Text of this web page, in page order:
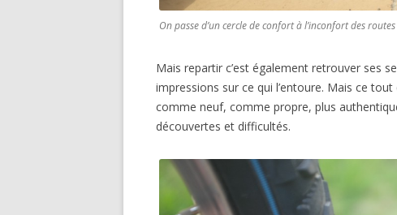
On passe d’un cercle de confort à l’inconfort des routes
Mais repartir c’est également retrouver ses
impressions sur ce qui l’entoure. Mais ce
comme neuf, comme propre, plus
découvertes et difficultés.